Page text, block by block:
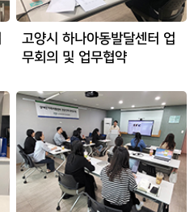
고양시 하나아동발달센터 업
무회의 및 업무협약